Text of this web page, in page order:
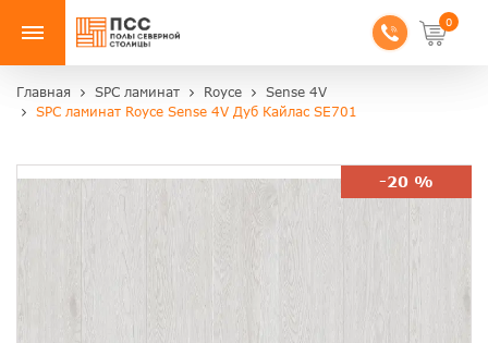
0
Главная SPC ламинат Royce
Sense 4V
SPC ламинат Royce Sense 4V Дуб Кайлас SE701
-20 %